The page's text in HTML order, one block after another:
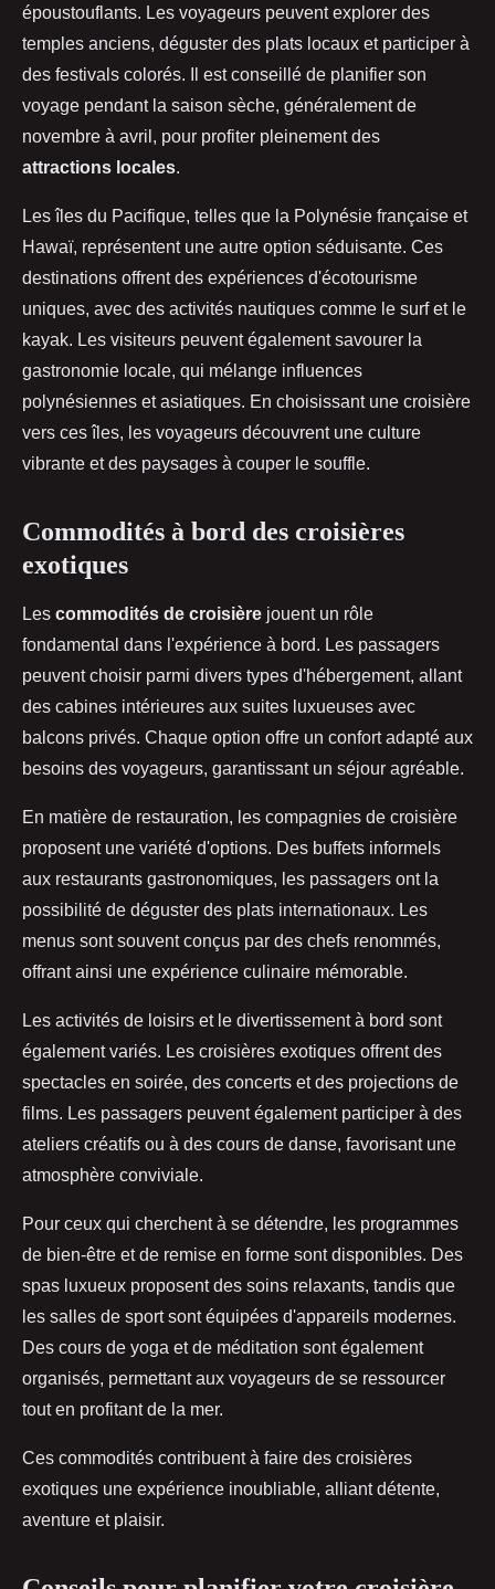
époustouflants. Les voyageurs peuvent explorer des
temples anciens, déguster des plats locaux et participer à
des festivals colorés. Il est conseillé de planifier son
voyage pendant la saison sèche, généralement de
novembre à avril, pour profiter pleinement des
attractions locales.
Les îles du Pacifique, telles que la Polynésie française et
Hawaï, représentent une autre option séduisante. Ces
destinations offrent des expériences d'écotourisme
uniques, avec des activités nautiques comme le surf et le
kayak. Les visiteurs peuvent également savourer la
gastronomie locale, qui mélange influences
polynésiennes et asiatiques. En choisissant une croisière
vers ces îles, les voyageurs découvrent une culture
vibrante et des paysages à couper le souffle.
Commodités à bord des croisières
exotiques
Les commodités de croisière jouent un rôle
fondamental dans l'expérience à bord. Les passagers
peuvent choisir parmi divers types d'hébergement, allant
des cabines intérieures aux suites luxueuses avec
balcons privés. Chaque option offre un confort adapté aux
besoins des voyageurs, garantissant un séjour agréable.
En matière de restauration, les compagnies de croisière
proposent une variété d'options. Des buffets informels
aux restaurants gastronomiques, les passagers ont la
possibilité de déguster des plats internationaux. Les
menus sont souvent conçus par des chefs renommés,
offrant ainsi une expérience culinaire mémorable.
Les activités de loisirs et le divertissement à bord sont
également variés. Les croisières exotiques offrent des
spectacles en soirée, des concerts et des projections de
films. Les passagers peuvent également participer à des
ateliers créatifs ou à des cours de danse, favorisant une
atmosphère conviviale.
Pour ceux qui cherchent à se détendre, les programmes
de bien-être et de remise en forme sont disponibles. Des
spas luxueux proposent des soins relaxants, tandis que
les salles de sport sont équipées d'appareils modernes.
Des cours de yoga et de méditation sont également
organisés, permettant aux voyageurs de se ressourcer
tout en profitant de la mer.
Ces commodités contribuent à faire des croisières
exotiques une expérience inoubliable, alliant détente,
aventure et plaisir.